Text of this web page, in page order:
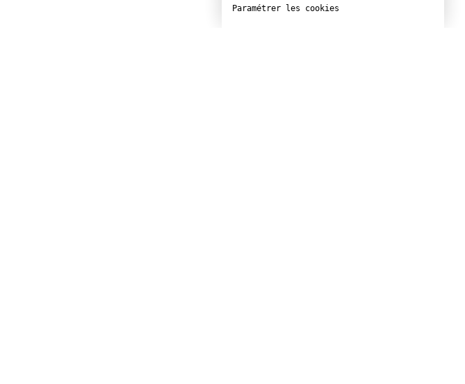
Paramétrer les cookies